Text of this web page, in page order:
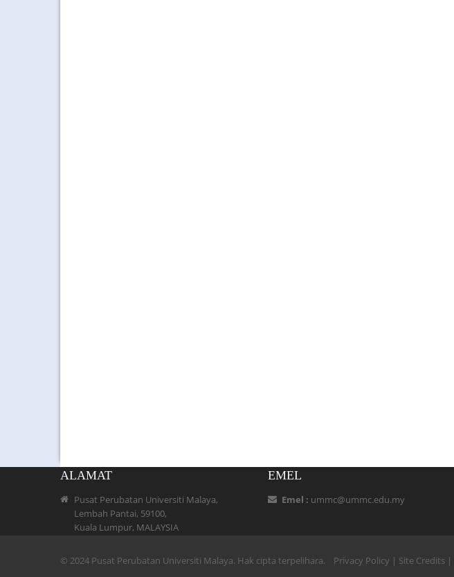
ALAMAT
Pusat Perubatan Universiti Malaya,
Lembah Pantai, 59100,
Kuala Lumpur, MALAYSIA
EMEL
Emel : ummc@ummc.edu.my
© 2024 Pusat Perubatan Universiti Malaya. Hak cipta terpelihara. Privacy Policy | Site Credits |